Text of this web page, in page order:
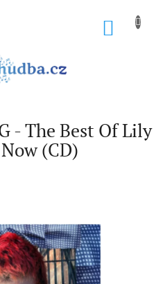
- The Best Of Lily
(CD)